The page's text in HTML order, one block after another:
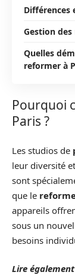
Différences
Gestion
Quelles
reformer à
Pourquoi
Paris ?
Les studios de
leur diversité
sont
que le
appareils
sous un
besoins
Lire